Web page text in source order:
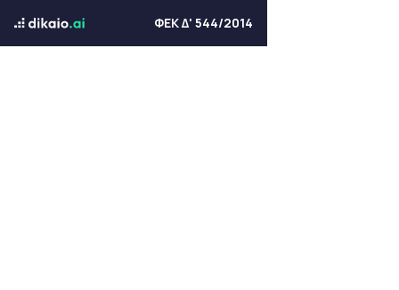
ΦΕΚ Δ' 544/2014